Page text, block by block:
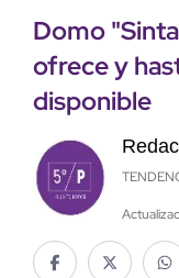
Domo
ofrece y
disponible